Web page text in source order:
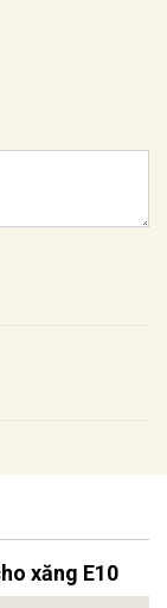
xăng E10